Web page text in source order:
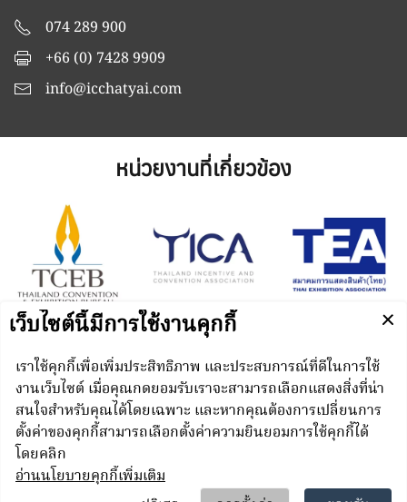
074 289 900
+66 (0) 7428 9909
info@icchatyai.com
หน่วยงานที่เกี่ยวข้อง
Managed by
N.C.C. Management & Development Co., Ltd.
Punnakan Road, Kho Hong, Hat Yai, Songkhla 90110
Thailand
© N.C.C. Management & Development Co., Ltd. All
rights reserved.